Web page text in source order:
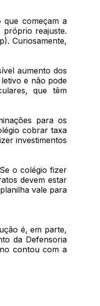
que começam a
próprio reajuste.
Curiosamente,
aumento dos
e não pode
que têm
para os
cobrar taxa
investimentos
o colégio fizer
devem estar
vale para
é, em parte,
da Defensoria
contou com a